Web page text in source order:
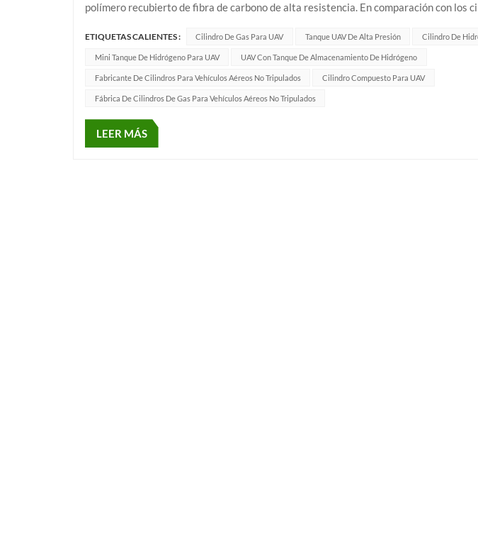
polímero recubierto de fibra de carbono de alta resistencia. En comparación con los
ETIQUETAS CALIENTES : Cilindro De Gas Para UAV Tanque UAV De Alta Presión Cilindro De
Mini Tanque De Hidrógeno Para UAV UAV Con Tanque De Almacenamiento De Hidrógeno
Fabricante De Cilindros Para Vehículos Aéreos No Tripulados Cilindro Compuesto Para UAV
Fábrica De Cilindros De Gas Para Vehículos Aéreos No Tripulados
LEER MÁS